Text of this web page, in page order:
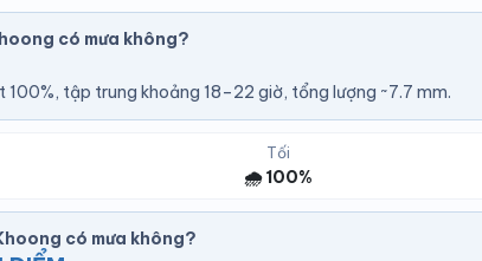
có mưa không?
100%, tập trung khoảng 18–22 giờ, tổng lượng ~7.7 mm.
Tối
🌧️ 100%
có mưa không?